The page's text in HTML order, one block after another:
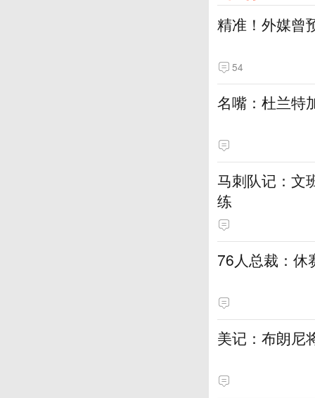
精准！外媒曾
54
名嘴：杜兰特
马刺队记：文
练
76人总裁：休
美记：布朗尼